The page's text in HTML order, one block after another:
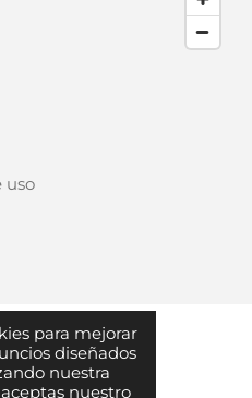
para mejorar
diseñados
nuestra
nuestro
uso